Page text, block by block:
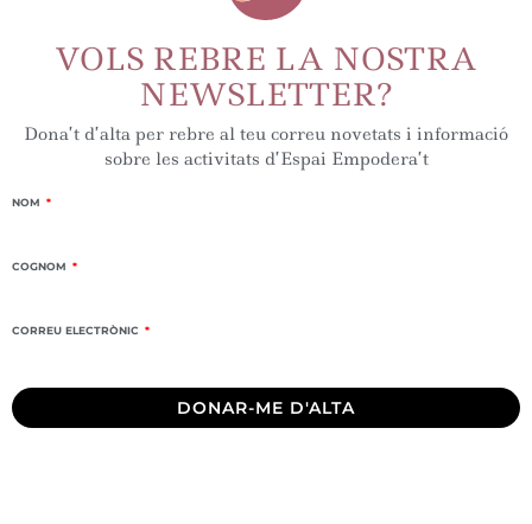
VOLS REBRE LA NOSTRA
NEWSLETTER?
Dona’t d’alta per rebre al teu correu novetats i informació
sobre les activitats d’Espai Empodera’t
NOM
COGNOM
CORREU ELECTRÒNIC
DONAR-ME D'ALTA